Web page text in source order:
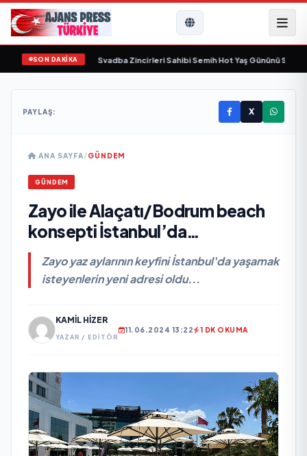
SON DAKİKA
yaşamını yitirdi• Svadba Zincirleri Sahibi Semih Hot Yaş Gününü Sanat ve
PAYLAŞ: X
ANA SAYFA/GÜNDEM
GÜNDEM
Zayo ile Alaçatı/Bodrum beach
konsepti İstanbul’da…
Zayo yaz aylarının keyfini İstanbul'da yaşamak
isteyenlerin yeni adresi oldu...
KAMIL HIZER
YAZAR / EDITÖR
11.06.2024 13:22 1 DK OKUMA